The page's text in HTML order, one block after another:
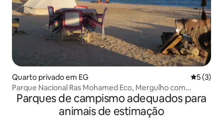
Quarto privado em EG
5 (3)
Parque Nacional Ras Mohamed Eco, Mergulho com
snorkel, Vista mar
Parques de campismo adequados para
animais de estimação